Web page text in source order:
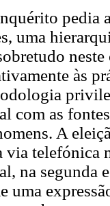
pedia
uma
às
com as
A
via telefónica
na segunda
uma